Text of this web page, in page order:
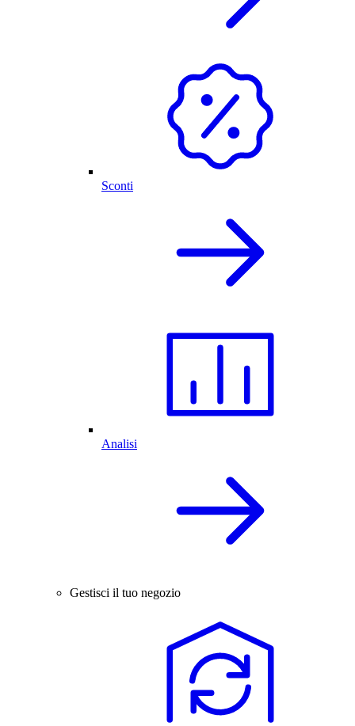
Sconti
Analisi
Gestisci il tuo negozio